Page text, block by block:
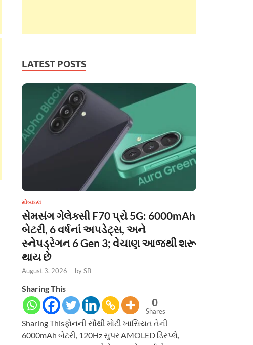
LATEST POSTS
મોબાઇલ
સેમસંગ ગેલેક્સી F70 પ્રો 5G: 6000mAh
બેટરી, 6 વર્ષનાં અપડેટ્સ, અને
સ્નેપડ્રેગન 6 Gen 3; વેચાણ આજથી શરૂ
થાય છે
August 3, 2026 - bySB
Sharing This
0
Shares
Sharing Thisફોનની સૌથી મોટી ખાસિયત તેની
6000mAh બેટરી, 120Hz સુપર AMOLED ડિસ્પ્લે,